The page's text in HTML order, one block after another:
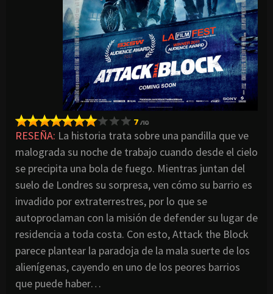
RESEÑA: La historia trata sobre una pandilla que ve
malograda su noche de trabajo cuando desde el cielo
se precipita una bola de fuego. Mientras juntan del
suelo de Londres su sorpresa, ven cómo su barrio es
invadido por extraterrestres, por lo que se
autoproclaman con la misión de defender su lugar de
residencia a toda costa. Con esto, Attack the Block
parece plantear la paradoja de la mala suerte de los
alienígenas, cayendo en uno de los peores barrios
que puede haber…